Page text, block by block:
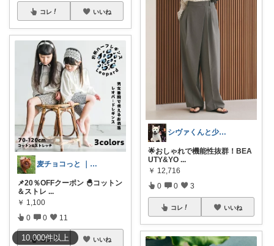
10,000件以上
コレ いいね
麦チョコっと ｜ キッズ＆ベビー 夏
📌20％OFFクーポン 🐣コットン
＆ストレ ...
￥ 1,100
0 0 11
コレ いいね
シヴァくんと少佐のROOM
🌟おしゃれで機能性抜群！BEA
UTY&YO ...
￥ 12,716
0 0 3
コレ いいね